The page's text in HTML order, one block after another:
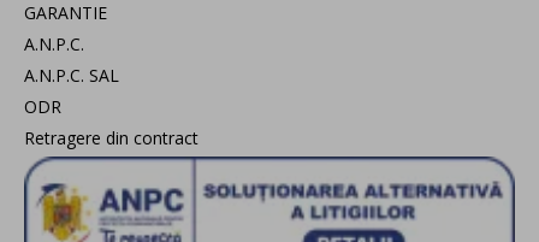
GARANTIE
A.N.P.C.
A.N.P.C. SAL
ODR
Retragere din contract